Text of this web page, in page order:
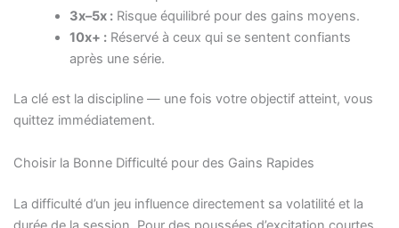
3x–5x : Risque équilibré pour des gains moyens.
10x+ : Réservé à ceux qui se sentent confiants
après une série.
La clé est la discipline — une fois votre objectif atteint, vous
quittez immédiatement.
Choisir la Bonne Difficulté pour des Gains Rapides
La difficulté d’un jeu influence directement sa volatilité et la